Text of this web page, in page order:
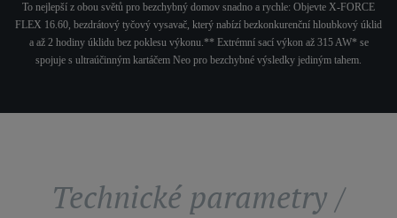
To nejlepší z obou světů pro bezchybný domov snadno a rychle: Objevte X-FORCE
FLEX 16.60, bezdrátový tyčový vysavač, který nabízí bezkonkurenční hloubkový úklid
a až 2 hodiny úklidu bez poklesu výkonu.** Extrémní sací výkon až 315 AW* se
spojuje s ultraúčinným kartáčem Neo pro bezchybné výsledky jediným tahem.
Technické parametry /